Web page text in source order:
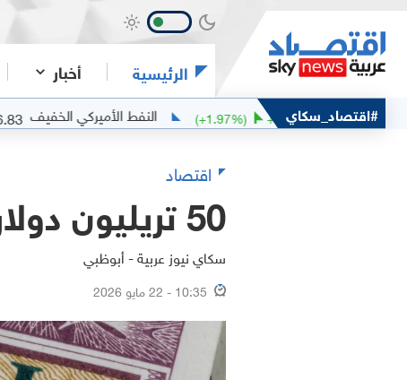
الرئيسية أخبار
#اقتصاد_سكاي
+1.57
+1.97%) النفط الأميركي الخفيف 76.83
-0.46
اقتصاد
50 تريليون دولار.. حرب إيران تهز سوق الديون الآمنة
سكاي نيوز عربية - أبوظبي
10:35 - 22 مايو 2026